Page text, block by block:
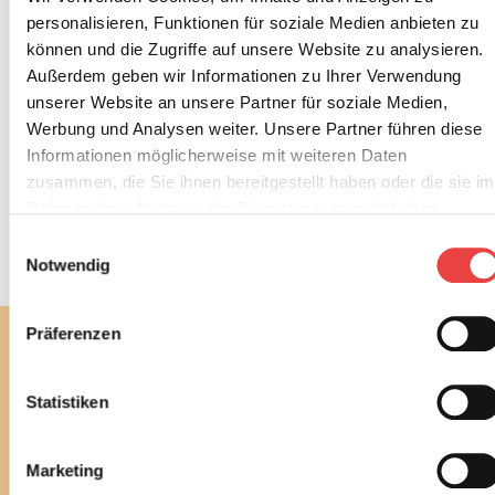
personalisieren, Funktionen für soziale Medien anbieten zu
können und die Zugriffe auf unsere Website zu analysieren.
Außerdem geben wir Informationen zu Ihrer Verwendung
unserer Website an unsere Partner für soziale Medien,
Werbung und Analysen weiter. Unsere Partner führen diese
Informationen möglicherweise mit weiteren Daten
zusammen, die Sie ihnen bereitgestellt haben oder die sie im
Notwendig
Präferenzen
Statistiken
Marketing
dargestellt. Die Studie kann hier heruntergeladen
werden:www.bsb-ev.de/studien
Zum Ratgeber Wärmepumpen
Zehn Tipps zu Wärmepumpen
h
i
p
u
Mit unserem monatlichen Newsletter bleiben Sie bei
Verbraucherthemen immer auf dem Laufenden.